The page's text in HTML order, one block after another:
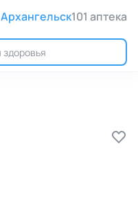
Архангельск101 аптека